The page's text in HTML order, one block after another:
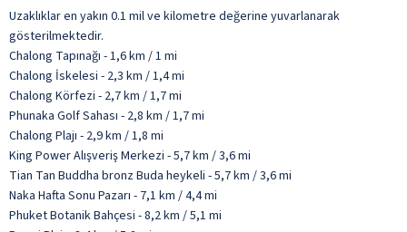
Uzaklıklar en yakın 0.1 mil ve kilometre değerine yuvarlanarak
gösterilmektedir.
Chalong Tapınağı - 1,6 km / 1 mi
Chalong İskelesi - 2,3 km / 1,4 mi
Chalong Körfezi - 2,7 km / 1,7 mi
Phunaka Golf Sahası - 2,8 km / 1,7 mi
Chalong Plajı - 2,9 km / 1,8 mi
King Power Alışveriş Merkezi - 5,7 km / 3,6 mi
Tian Tan Buddha bronz Buda heykeli - 5,7 km / 3,6 mi
Naka Hafta Sonu Pazarı - 7,1 km / 4,4 mi
Phuket Botanik Bahçesi - 8,2 km / 5,1 mi